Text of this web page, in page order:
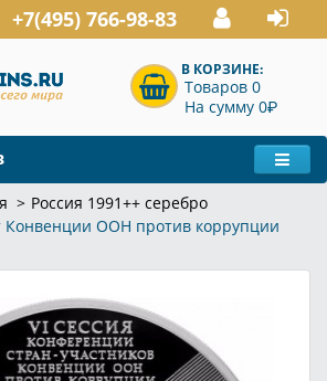
+7(495) 766-98-83
В КОРЗИНЕ:
Товаров 0
На сумму 0P
Россия 1991++ серебро
Конвенции ООН против коррупции